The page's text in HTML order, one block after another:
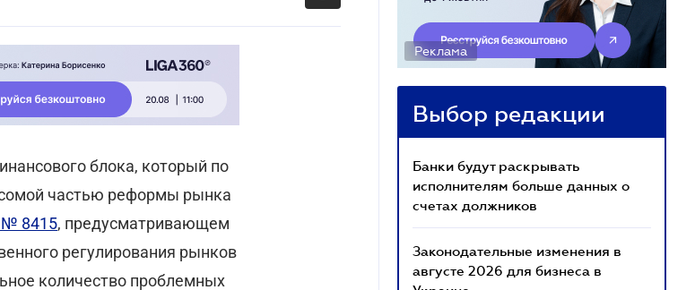
блока, который по
частью реформы рынка
№ 8415, предусматривающем
регулирования рынков
количество проблемных
Реклама
Выбор редакции
Банки будут раскрывать
исполнителям больше данных о
счетах должников
Законодательные изменения в
августе 2026 для бизнеса в